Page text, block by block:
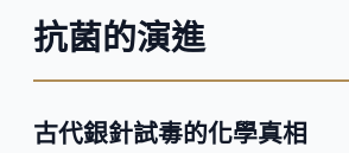
抗菌的演進
古代銀針試毒的化學真相